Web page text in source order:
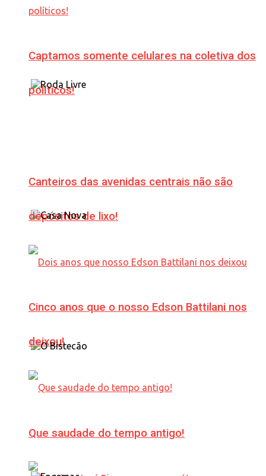
Captamos somente celulares na coletiva dos
políticos!
Canteiros das avenidas centrais não são
depósitos de lixo!
Cinco anos que o nosso Edson Battilani nos
deixou!
Que saudade do tempo antigo!